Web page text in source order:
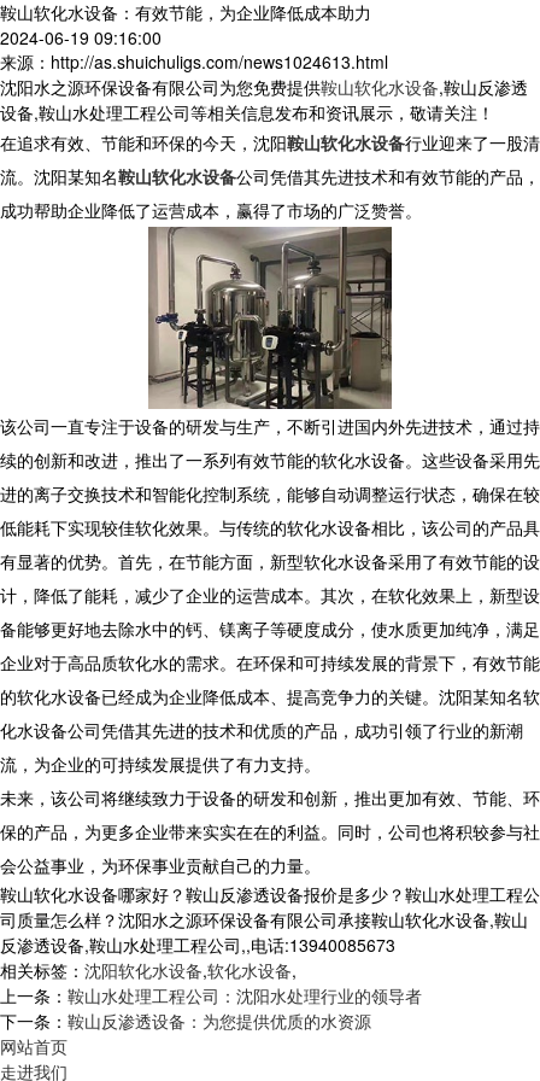
鞍山软化水设备：有效节能，为企业降低成本助力
2024-06-19 09:16:00
来源：http://as.shuichuligs.com/news1024613.html
沈阳水之源环保设备有限公司为您免费提供鞍山软化水设备,鞍山反渗透
设备,鞍山水处理工程公司等相关信息发布和资讯展示，敬请关注！
在追求有效、节能和环保的今天，沈阳鞍山软化水设备行业迎来了一股清
流。沈阳某知名鞍山软化水设备公司凭借其先进技术和有效节能的产品，
成功帮助企业降低了运营成本，赢得了市场的广泛赞誉。
该公司一直专注于设备的研发与生产，不断引进国内外先进技术，通过持
续的创新和改进，推出了一系列有效节能的软化水设备。这些设备采用先
进的离子交换技术和智能化控制系统，能够自动调整运行状态，确保在较
低能耗下实现较佳软化效果。与传统的软化水设备相比，该公司的产品具
有显著的优势。首先，在节能方面，新型软化水设备采用了有效节能的设
计，降低了能耗，减少了企业的运营成本。其次，在软化效果上，新型设
备能够更好地去除水中的钙、镁离子等硬度成分，使水质更加纯净，满足
企业对于高品质软化水的需求。在环保和可持续发展的背景下，有效节能
的软化水设备已经成为企业降低成本、提高竞争力的关键。沈阳某知名软
化水设备公司凭借其先进的技术和优质的产品，成功引领了行业的新潮
流，为企业的可持续发展提供了有力支持。
未来，该公司将继续致力于设备的研发和创新，推出更加有效、节能、环
保的产品，为更多企业带来实实在在的利益。同时，公司也将积较参与社
会公益事业，为环保事业贡献自己的力量。
鞍山软化水设备哪家好？鞍山反渗透设备报价是多少？鞍山水处理工程公
司质量怎么样？沈阳水之源环保设备有限公司承接鞍山软化水设备,鞍山
反渗透设备,鞍山水处理工程公司,,电话:13940085673
相关标签： 沈阳软化水设备,软化水设备,
上一条： 鞍山水处理工程公司：沈阳水处理行业的领导者
下一条： 鞍山反渗透设备：为您提供优质的水资源
网站首页
走进我们